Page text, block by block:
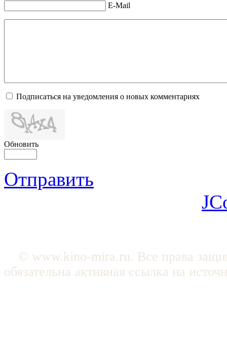
E-Mail
Подписаться на уведомления о новых комментариях
Обновить
Отправить
© www.kino-mira.ru. Все права
обязательна активная ссылка на